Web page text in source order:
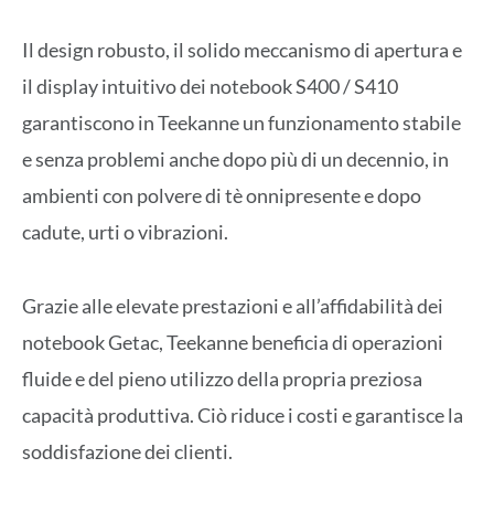
Il design robusto, il solido meccanismo di apertura e
il display intuitivo dei notebook S400 / S410
garantiscono in Teekanne un funzionamento stabile
e senza problemi anche dopo più di un decennio, in
ambienti con polvere di tè onnipresente e dopo
cadute, urti o vibrazioni.
Grazie alle elevate prestazioni e all’affidabilità dei
notebook Getac, Teekanne beneficia di operazioni
fluide e del pieno utilizzo della propria preziosa
capacità produttiva. Ciò riduce i costi e garantisce la
soddisfazione dei clienti.